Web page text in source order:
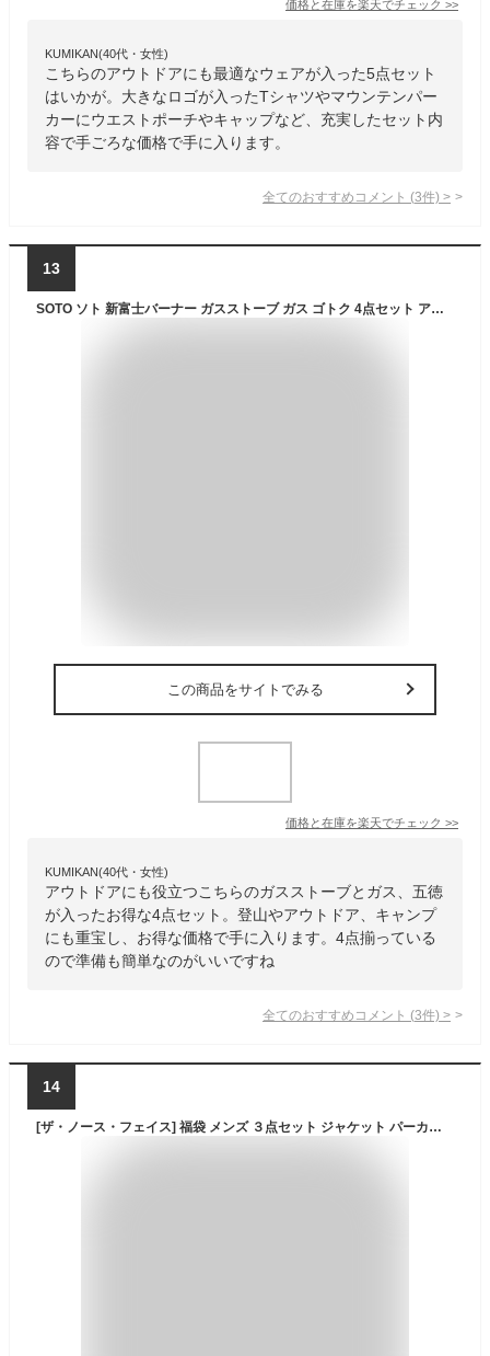
価格と在庫を楽天でチェック >>
KUMIKAN(40代・女性)
こちらのアウトドアにも最適なウェアが入った5点セット
はいかが。大きなロゴが入ったTシャツやマウンテンパー
カーにウエストポーチやキャップなど、充実したセット内
容で手ごろな価格で手に入ります。
全てのおすすめコメント (3件) >
13
SOTO ソト 新富士バーナー ガスストーブ ガス ゴトク 4点セット アウトドア キャンプ 登山 SOD-460 SOD-725T ×2 SOD-310 福袋 セット
この商品をサイトでみる
価格と在庫を楽天でチェック >>
KUMIKAN(40代・女性)
アウトドアにも役立つこちらのガスストーブとガス、五徳
が入ったお得な4点セット。登山やアウトドア、キャンプ
にも重宝し、お得な価格で手に入ります。4点揃っている
ので準備も簡単なのがいいですね
全てのおすすめコメント (3件) >
14
[ザ・ノース・フェイス] 福袋 メンズ ３点セット ジャケット パーカー Ｔシャツ Mサイズ [並行輸入品]